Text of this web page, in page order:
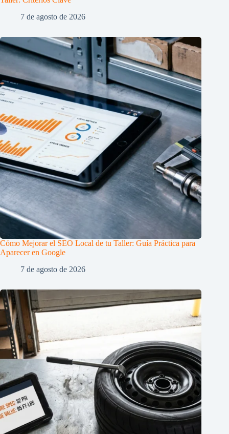
7 de agosto de 2026
Cómo Mejorar el SEO Local de tu Taller: Guía Práctica para
Aparecer en Google
7 de agosto de 2026